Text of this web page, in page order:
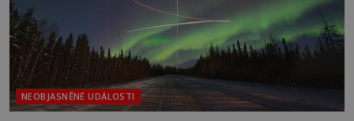
NEOBJASNĚNÉ UDÁLOSTI